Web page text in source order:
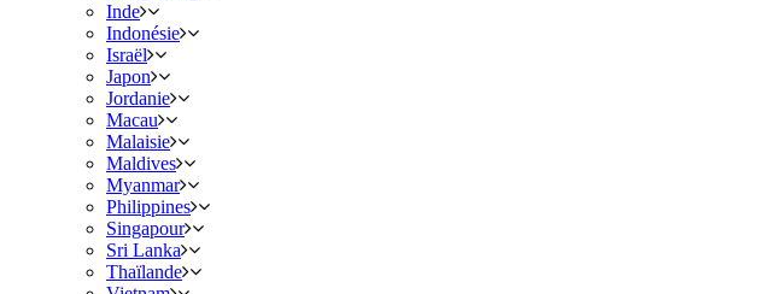
Inde
Indonésie
Israël
Japon
Jordanie
Macau
Malaisie
Maldives
Myanmar
Philippines
Singapour
Sri Lanka
Thaïlande